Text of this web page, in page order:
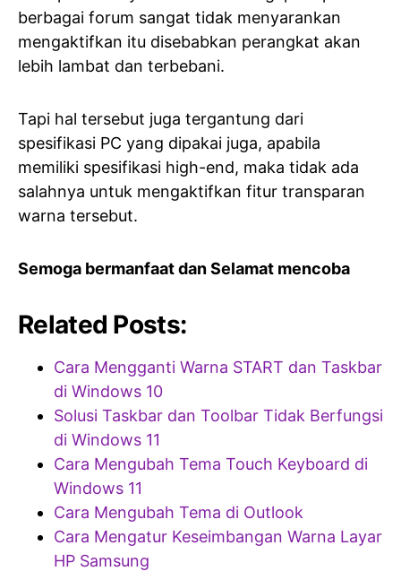
berbagai forum sangat tidak menyarankan
mengaktifkan itu disebabkan perangkat akan
lebih lambat dan terbebani.
Tapi hal tersebut juga tergantung dari
spesifikasi PC yang dipakai juga, apabila
memiliki spesifikasi high-end, maka tidak ada
salahnya untuk mengaktifkan fitur transparan
warna tersebut.
Semoga bermanfaat dan Selamat mencoba
Related Posts:
Cara Mengganti Warna START dan Taskbar
di Windows 10
Solusi Taskbar dan Toolbar Tidak Berfungsi
di Windows 11
Cara Mengubah Tema Touch Keyboard di
Windows 11
Cara Mengubah Tema di Outlook
Cara Mengatur Keseimbangan Warna Layar
HP Samsung